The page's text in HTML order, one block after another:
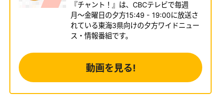
『チャント！』は、CBCテレビで毎週
月〜金曜日の夕方15:49 - 19:00に放送さ
れている東海3県向けの夕方ワイドニュー
ス・情報番組です。
動画を見る!